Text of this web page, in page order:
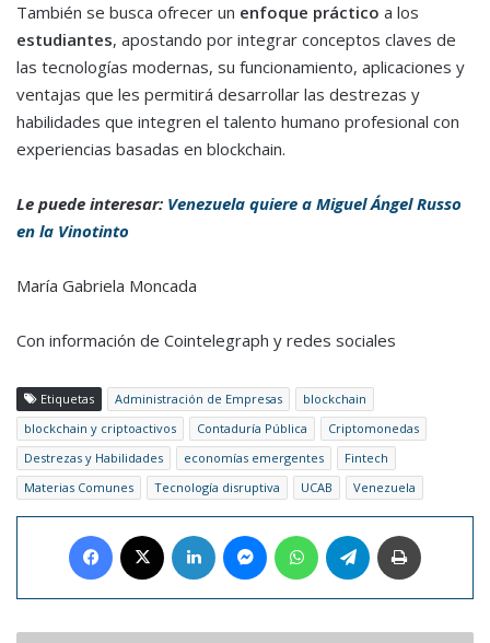
También se busca ofrecer un enfoque práctico a los
estudiantes, apostando por integrar conceptos claves de
las tecnologías modernas, su funcionamiento, aplicaciones y
ventajas que les permitirá desarrollar las destrezas y
habilidades que integren el talento humano profesional con
experiencias basadas en blockchain.
Le puede interesar: Venezuela quiere a Miguel Ángel Russo
en la Vinotinto
María Gabriela Moncada
Con información de Cointelegraph y redes sociales
Etiquetas Administración de Empresas
blockchain
blockchain y criptoactivos
Contaduría Pública
Criptomonedas
Destrezas y Habilidades
economías emergentes
Fintech
Materias Comunes
Tecnología disruptiva UCAB Venezuela
Facebook LinkedIn MessengerWhatsAppTelegram